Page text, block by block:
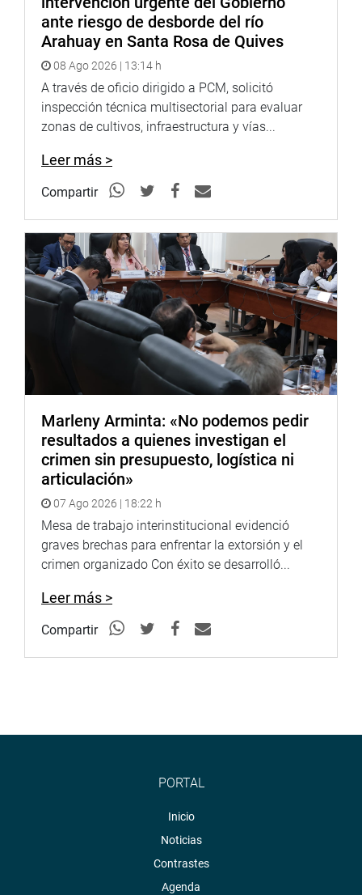
ante riesgo de desborde del río
Arahuay en Santa Rosa de Quives
08 Ago 2026 | 13:14 h
A través de oficio dirigido a PCM, solicitó
inspección técnica multisectorial para evaluar
zonas de cultivos, infraestructura y vías...
Leer más >
Compartir
Marleny Arminta: «No podemos pedir
resultados a quienes investigan el
crimen sin presupuesto, logística ni
articulación»
07 Ago 2026 | 18:22 h
Mesa de trabajo interinstitucional evidenció
graves brechas para enfrentar la extorsión y el
crimen organizado Con éxito se desarrolló...
Leer más >
Compartir
PORTAL
Inicio
Noticias
Contrastes
Agenda